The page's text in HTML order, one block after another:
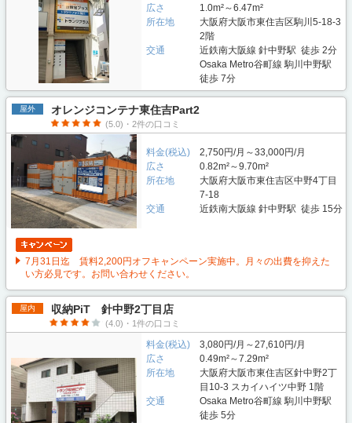
広さ
1.0m²～6.47m²
所在地
大阪府大阪市東住吉区駒川5-18-3
2階
交通
近鉄南大阪線 針中野駅 徒歩 2分
Osaka Metro谷町線 駒川中野駅
徒歩 7分
屋外 オレンジコンテナ東住吉Part2
(5.0)・2件の口コミ
料金(税込)
2,750円/月～33,000円/月
広さ
0.82m²～9.70m²
所在地
大阪府大阪市東住吉区中野4丁目
7-18
交通
近鉄南大阪線 針中野駅 徒歩 15分
7月31日迄 賃料2,200円オフキャンペーン実施中。月々の出費を抑えた
い方必見です。お問い合わせください。
屋内 収納PiT 針中野2丁目店
(4.0)・1件の口コミ
料金(税込)
3,080円/月～27,610円/月
広さ
0.49m²～7.29m²
所在地
大阪府大阪市東住吉区針中野2丁
目10-3 スカイハイツ中野 1階
交通
Osaka Metro谷町線 駒川中野駅
徒歩 5分